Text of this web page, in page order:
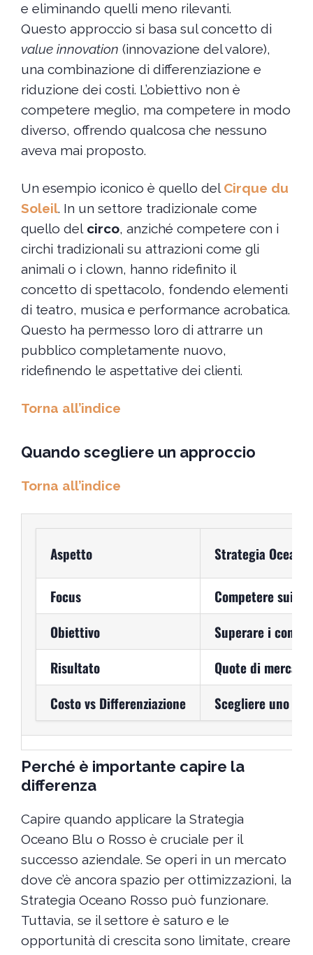
e eliminando quelli meno rilevanti.
Questo approccio si basa sul concetto di
value innovation (innovazione del valore),
una combinazione di differenziazione e
riduzione dei costi. L’obiettivo non è
competere meglio, ma competere in modo
diverso, offrendo qualcosa che nessuno
aveva mai proposto.
Un esempio iconico è quello del Cirque du
Soleil. In un settore tradizionale come
quello delcirco, anziché competere con i
circhi tradizionali su attrazioni come gli
animali o i clown, hanno ridefinito il
concetto di spettacolo, fondendo elementi
di teatro, musica e performance acrobatica.
Questo ha permesso loro di attrarre un
pubblico completamente nuovo,
ridefinendo le aspettative dei clienti.
Torna all’indice
Quando scegliere un approccio
Torna all’indice
Aspetto Strategia Oceano
Focus
Competere sui
Obiettivo
Superare i
Risultato
Quote di
Costo vs Differenziazione
Scegliere uno
Perché è importante capire la
differenza
Capire quando applicare la Strategia
Oceano Blu o Rosso è cruciale per il
successo aziendale. Se operi in un mercato
dove c’è ancora spazio per ottimizzazioni, la
Strategia Oceano Rosso può funzionare.
Tuttavia, se il settore è saturo e le
opportunità di crescita sono limitate, creare